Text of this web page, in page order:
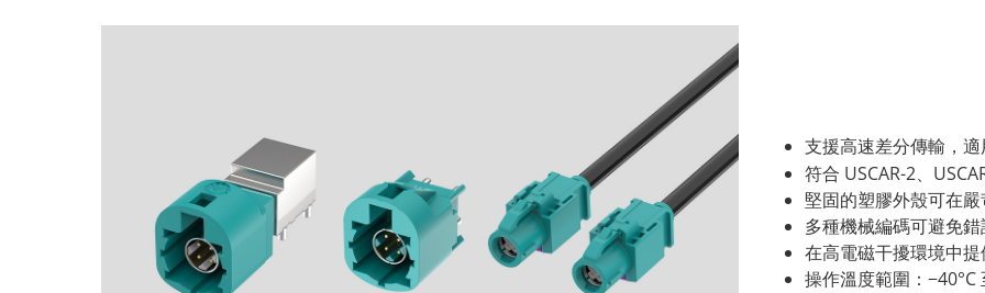
支援高速差分傳輸，
符合 USCAR-2、
堅固的塑膠外殼可在
多種機械編碼可避免
在高電磁干擾環境中
操作溫度範圍：−40°C